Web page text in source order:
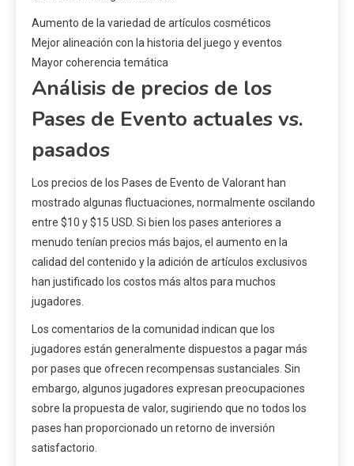
Aumento de la variedad de artículos cosméticos
Mejor alineación con la historia del juego y eventos
Mayor coherencia temática
Análisis de precios de los
Pases de Evento actuales vs.
pasados
Los precios de los Pases de Evento de Valorant han
mostrado algunas fluctuaciones, normalmente oscilando
entre $10 y $15 USD. Si bien los pases anteriores a
menudo tenían precios más bajos, el aumento en la
calidad del contenido y la adición de artículos exclusivos
han justificado los costos más altos para muchos
jugadores.
Los comentarios de la comunidad indican que los
jugadores están generalmente dispuestos a pagar más
por pases que ofrecen recompensas sustanciales. Sin
embargo, algunos jugadores expresan preocupaciones
sobre la propuesta de valor, sugiriendo que no todos los
pases han proporcionado un retorno de inversión
satisfactorio.